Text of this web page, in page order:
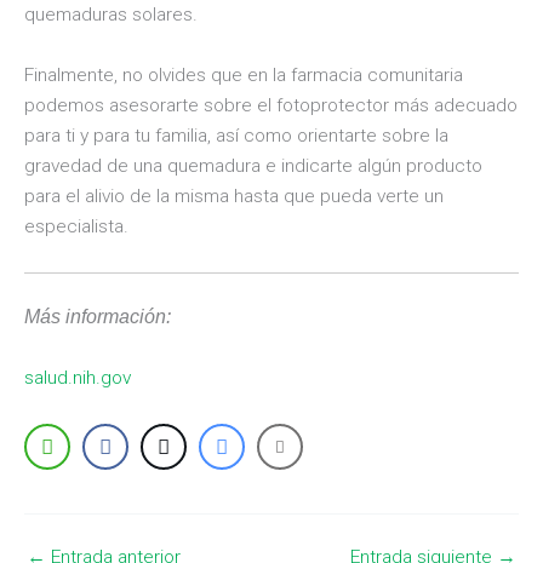
quemaduras solares.
Finalmente, no olvides que en la farmacia comunitaria
podemos asesorarte sobre el fotoprotector más adecuado
para ti y para tu familia, así como orientarte sobre la
gravedad de una quemadura e indicarte algún producto
para el alivio de la misma hasta que pueda verte un
especialista.
Más información:
salud.nih.gov
← Entrada anterior Entrada siguiente →